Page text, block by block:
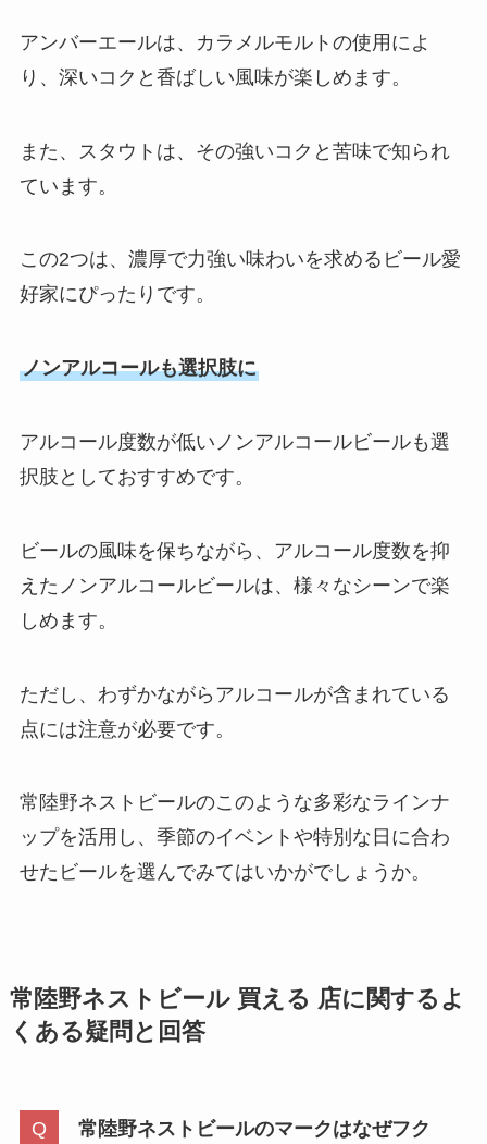
アンバーエールは、カラメルモルトの使用によ
り、深いコクと香ばしい風味が楽しめます。
また、スタウトは、その強いコクと苦味で知られ
ています。
この2つは、濃厚で力強い味わいを求めるビール愛
好家にぴったりです。
ノンアルコールも選択肢に
アルコール度数が低いノンアルコールビールも選
択肢としておすすめです。
ビールの風味を保ちながら、アルコール度数を抑
えたノンアルコールビールは、様々なシーンで楽
しめます。
ただし、わずかながらアルコールが含まれている
点には注意が必要です。
常陸野ネストビールのこのような多彩なラインナ
ップを活用し、季節のイベントや特別な日に合わ
せたビールを選んでみてはいかがでしょうか。
常陸野ネストビール 買える 店に関するよ
くある疑問と回答
常陸野ネストビールのマークはなぜフク